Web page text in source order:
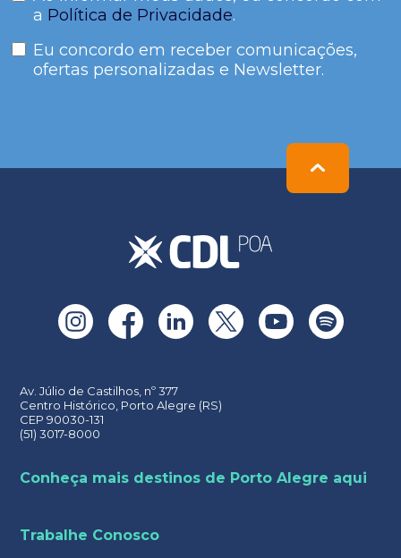
a Política de Privacidade.
Eu concordo em receber comunicações,
ofertas personalizadas e Newsletter.
field
Av. Júlio de Castilhos, nº 377
Centro Histórico, Porto Alegre (RS)
CEP 90030-131
(51) 3017-8000
Conheça mais destinos de Porto Alegre aqui
Trabalhe Conosco